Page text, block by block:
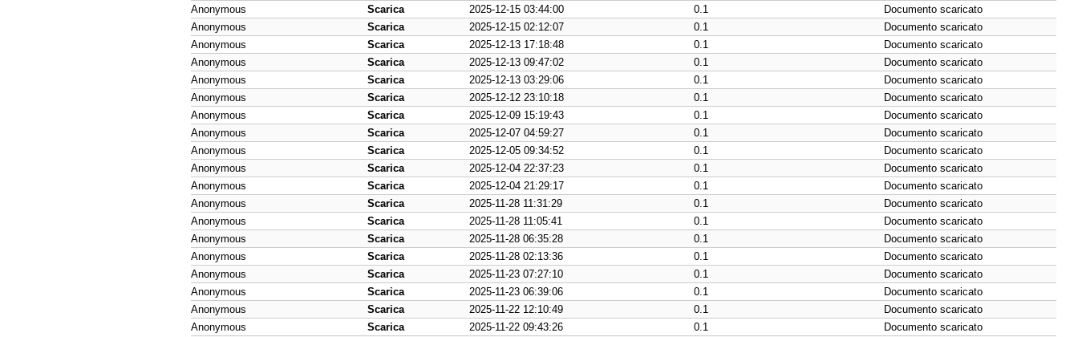
Anonymous
Scarica 2025-12-15 03:44:00 0.1
Documento scaricato
Anonymous
Scarica 2025-12-15 02:12:07 0.1
Documento scaricato
Anonymous
Scarica 2025-12-13 17:18:48 0.1
Documento scaricato
Anonymous
Scarica 2025-12-13 09:47:02 0.1
Documento scaricato
Anonymous
Scarica 2025-12-13 03:29:06 0.1
Documento scaricato
Anonymous
Scarica 2025-12-12 23:10:18 0.1
Documento scaricato
Anonymous
Scarica 2025-12-09 15:19:43 0.1
Documento scaricato
Anonymous
Scarica 2025-12-07 04:59:27 0.1
Documento scaricato
Anonymous
Scarica 2025-12-05 09:34:52 0.1
Documento scaricato
Anonymous
Scarica 2025-12-04 22:37:23 0.1
Documento scaricato
Anonymous
Scarica 2025-12-04 21:29:17 0.1
Documento scaricato
Anonymous
Scarica 2025-11-28 11:31:29 0.1
Documento scaricato
Anonymous
Scarica 2025-11-28 11:05:41 0.1
Documento scaricato
Anonymous
Scarica 2025-11-28 06:35:28 0.1
Documento scaricato
Anonymous
Scarica 2025-11-28 02:13:36 0.1
Documento scaricato
Anonymous
Scarica 2025-11-23 07:27:10 0.1
Documento scaricato
Anonymous
Scarica 2025-11-23 06:39:06 0.1
Documento scaricato
Anonymous
Scarica 2025-11-22 12:10:49 0.1
Documento scaricato
Anonymous
Scarica 2025-11-22 09:43:26 0.1
Documento scaricato